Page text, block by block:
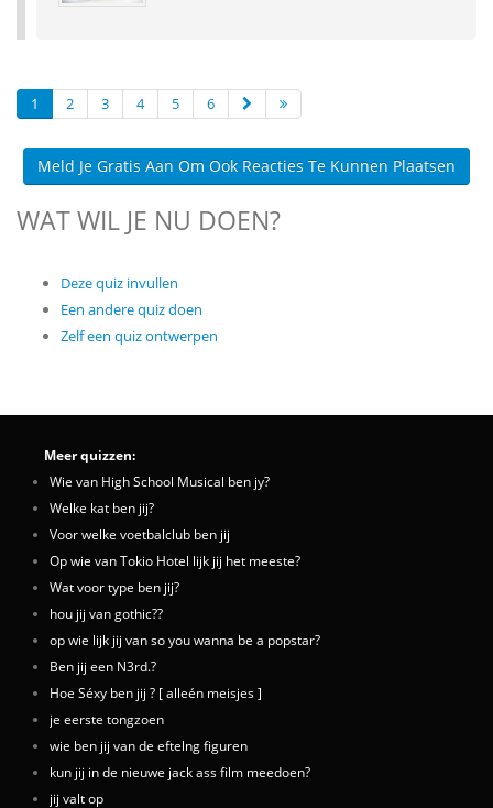
1 2 3 4 5 6
Meld Je Gratis Aan Om Ook Reacties Te Kunnen Plaatsen
WAT WIL JE NU DOEN?
Deze quiz invullen
Een andere quiz doen
Zelf een quiz ontwerpen
Meer quizzen:
Wie van High School Musical ben jy?
Welke kat ben jij?
Voor welke voetbalclub ben jij
Op wie van Tokio Hotel lijk jij het meeste?
Wat voor type ben jij?
hou jij van gothic??
op wie lijk jij van so you wanna be a popstar?
Ben jij een N3rd.?
Hoe Séxy ben jij ? [ alleén meisjes ]
je eerste tongzoen
wie ben jij van de eftelng figuren
kun jij in de nieuwe jack ass film meedoen?
jij valt op